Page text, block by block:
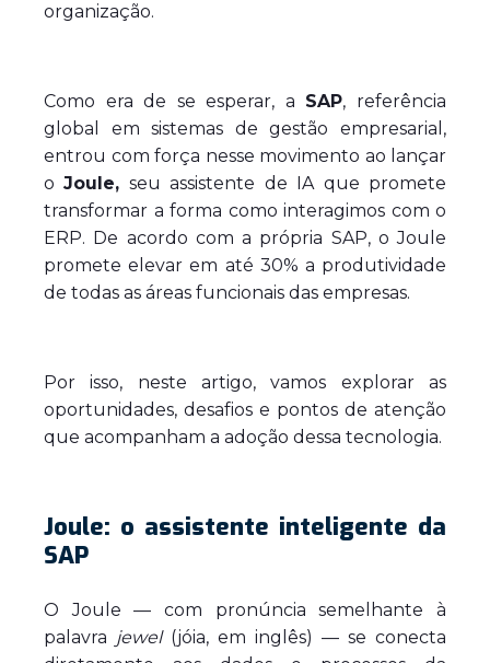
organização.
Como era de se esperar, a SAP, referência
global em sistemas de gestão empresarial,
entrou com força nesse movimento ao lançar
oJoule, seu assistente de IA que promete
transformar a forma como interagimos com o
ERP. De acordo com a própria SAP, o Joule
promete elevar em até 30% a produtividade
de todas as áreas funcionais das empresas.
Por isso, neste artigo, vamos explorar as
oportunidades, desafios e pontos de atenção
que acompanham a adoção dessa tecnologia.
Joule: o assistente inteligente da
SAP
O Joule — com pronúncia semelhante à
palavra jewel (jóia, em inglês) — se conecta